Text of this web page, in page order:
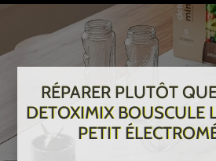
RÉPARER PLUTÔT
DETOXIMIX BOUSCULE
PETIT